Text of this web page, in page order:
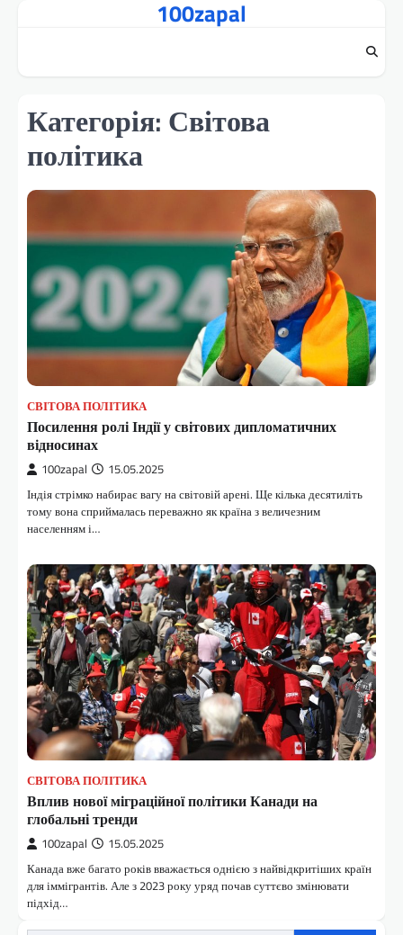
100zapal
Категорія: Світова
політика
СВІТОВА ПОЛІТИКА
Посилення ролі Індії у світових дипломатичних
відносинах
100zapal 15.05.2025
Індія стрімко набирає вагу на світовій арені. Ще кілька десятиліть
тому вона сприймалась переважно як країна з величезним
населенням і…
СВІТОВА ПОЛІТИКА
Вплив нової міграційної політики Канади на
глобальні тренди
100zapal 15.05.2025
Канада вже багато років вважається однією з найвідкритіших країн
для іммігрантів. Але з 2023 року уряд почав суттєво змінювати
підхід…